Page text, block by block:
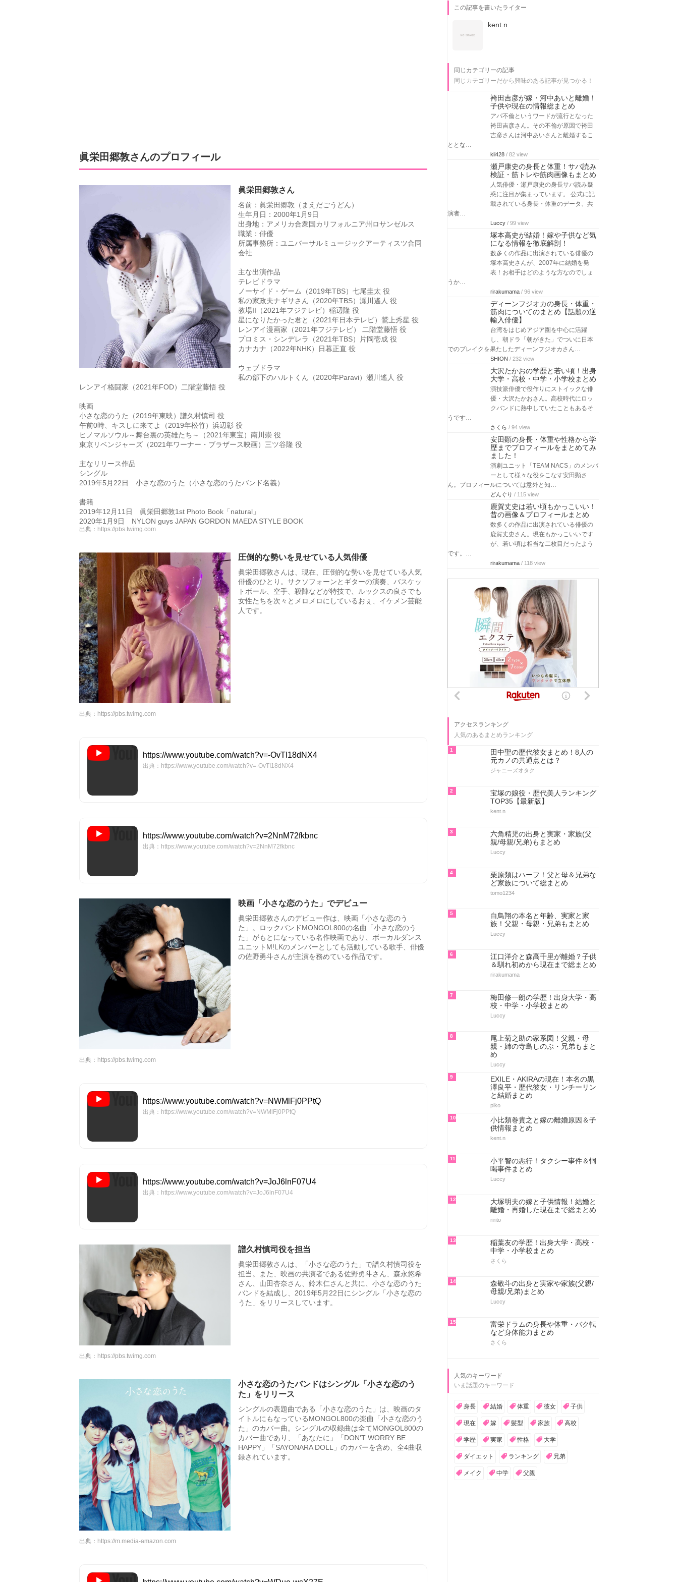
眞栄田郷敦さんのプロフィール
眞栄田郷敦さん
名前：眞栄田郷敦（まえだごうどん）
生年月日：2000年1月9日
出身地：アメリカ合衆国カリフォルニア州ロサンゼルス
職業：俳優
所属事務所：ユニバーサルミュージックアーティスツ合同
会社
主な出演作品
テレビドラマ
ノーサイド・ゲーム（2019年TBS）七尾圭太 役
私の家政夫ナギサさん（2020年TBS）瀬川遙人 役
教場II（2021年フジテレビ）稲辺隆 役
星になりたかった君と（2021年日本テレビ）鷲上秀星 役
レンアイ漫画家（2021年フジテレビ） 二階堂藤悟 役
プロミス・シンデレラ（2021年TBS）片岡壱成 役
カナカナ（2022年NHK）日暮正直 役
ウェブドラマ
私の部下のハルトくん（2020年Paravi）瀬川遙人 役
レンアイ格闘家（2021年FOD）二階堂藤悟 役
映画
小さな恋のうた（2019年東映）譜久村慎司 役
午前0時、キスしに来てよ（2019年松竹）浜辺彰 役
ヒノマルソウル～舞台裏の英雄たち～（2021年東宝）南川崇 役
東京リベンジャーズ（2021年ワーナー・ブラザース映画）三ツ谷隆 役
主なリリース作品
シングル
2019年5月22日 小さな恋のうた（小さな恋のうたバンド名義）
書籍
2019年12月11日 眞栄田郷敦1st Photo Book「natural」
2020年1月9日 NYLON guys JAPAN GORDON MAEDA STYLE BOOK
出典： https://pbs.twimg.com
圧倒的な勢いを見せている人気俳優
眞栄田郷敦さんは、現在、圧倒的な勢いを見せている人気
俳優のひとり。サクソフォーンとギターの演奏、バスケッ
トボール、空手、殺陣などが特技で、ルックスの良さでも
女性たちを次々とメロメロにしているおぇ、イケメン芸能
人です。
出典： https://pbs.twimg.com
https://www.youtube.com/watch?v=-OvTI18dNX4
出典：https://www.youtube.com/watch?v=-OvTI18dNX4
https://www.youtube.com/watch?v=2NnM72fkbnc
出典：https://www.youtube.com/watch?v=2NnM72fkbnc
映画「小さな恋のうた」でデビュー
眞栄田郷敦さんのデビュー作は、映画「小さな恋のう
た」。ロックバンドMONGOL800の名曲「小さな恋のう
た」がもとになっている名作映画であり、ボーカルダンス
ユニットM!LKのメンバーとしても活動している歌手、俳優
の佐野勇斗さんが主演を務めている作品です。
出典： https://pbs.twimg.com
https://www.youtube.com/watch?v=NWMlFj0PPtQ
出典：https://www.youtube.com/watch?v=NWMlFj0PPtQ
https://www.youtube.com/watch?v=JoJ6lnF07U4
出典：https://www.youtube.com/watch?v=JoJ6lnF07U4
譜久村慎司役を担当
眞栄田郷敦さんは、「小さな恋のうた」で譜久村慎司役を
担当。また、映画の共演者である佐野勇斗さん、森永悠希
さん、山田杏奈さん、鈴木仁さんと共に、小さな恋のうた
バンドを結成し、2019年5月22日にシングル「小さな恋の
うた」をリリースしています。
出典： https://pbs.twimg.com
小さな恋のうたバンドはシングル「小さな恋のう
た」をリリース
シングルの表題曲である「小さな恋のうた」は、映画のタ
イトルにもなっているMONGOL800の楽曲「小さな恋のう
た」のカバー曲。シングルの収録曲は全てMONGOL800の
カバー曲であり、「あなたに」「DON'T WORRY BE
HAPPY」「SAYONARA DOLL」のカバーを含め、全4曲収
録されています。
出典： https://m.media-amazon.com
この記事を書いたライター
kent.n
同じカテゴリーの記事
同じカテゴリーだから興味のある記事が見つかる！
袴田吉彦が嫁・河中あいと離婚！
子供や現在の情報総まとめ
アパ不倫というワードが流行となった
袴田吉彦さん。その不倫が原因で袴田
吉彦さんは河中あいさんと離婚するこ
ととな…
kii428 / 82 view
瀬戸康史の身長と体重！サバ読み
検証・筋トレや筋肉画像もまとめ
人気俳優・瀬戸康史の身長サバ読み疑
惑に注目が集まっています。 公式に記
載されている身長・体重のデータ、共
演者…
Luccy / 99 view
塚本高史が結婚！嫁や子供など気
になる情報を徹底解剖！
数多くの作品に出演されている俳優の
塚本高史さんが、2007年に結婚を発
表！お相手はどのような方なのでしょ
うか…
rirakumama / 96 view
ディーンフジオカの身長・体重・
筋肉についてのまとめ【話題の逆
輸入俳優】
台湾をはじめアジア圏を中心に活躍
し、朝ドラ「朝がきた」でついに日本
でのブレイクを果たしたディーンフジオカさん…
SHION / 232 view
大沢たかおの学歴と若い頃！出身
大学・高校・中学・小学校まとめ
演技派俳優で役作りにストイックな俳
優・大沢たかおさん。高校時代にロッ
クバンドに熱中していたこともあるそ
うです…
さくら / 94 view
安田顕の身長・体重や性格から学
歴までプロフィールをまとめてみ
ました！
演劇ユニット「TEAM NACS」のメンバ
ーとして様々な役をこなす安田顕さ
ん。プロフィールについては意外と知…
どんぐり / 115 view
鹿賀丈史は若い頃もかっこいい！
昔の画像＆プロフィールまとめ
数多くの作品に出演されている俳優の
鹿賀丈史さん。現在もかっこいいです
が、若い頃は相当な二枚目だったよう
です。…
rirakumama / 118 view
アクセスランキング
人気のあるまとめランキング
1
田中聖の歴代彼女まとめ！8人の
元カノの共通点とは？
ジャニーズオタク
2
宝塚の娘役・歴代美人ランキング
TOP35【最新版】
kent.n
3
六角精児の出身と実家・家族(父
親/母親/兄弟)もまとめ
Luccy
4
栗原類はハーフ！父と母＆兄弟な
ど家族について総まとめ
tomo1234
5
白鳥翔の本名と年齢、実家と家
族！父親・母親・兄弟もまとめ
Luccy
6
江口洋介と森高千里が離婚？子供
＆馴れ初めから現在まで総まとめ
rirakumama
7
梅田修一朗の学歴！出身大学・高
校・中学・小学校まとめ
Luccy
8
尾上菊之助の家系図！父親・母
親・姉の寺島しのぶ・兄弟もまと
め
Luccy
9
EXILE・AKIRAの現在！本名の黒
澤良平・歴代彼女・リンチーリン
と結婚まとめ
piko
10
小比類巻貴之と嫁の離婚原因＆子
供情報まとめ
kent.n
11
小平智の悪行！タクシー事件＆恫
喝事件まとめ
Luccy
12
大塚明夫の嫁と子供情報！結婚と
離婚・再婚した現在まで総まとめ
ririto
13
稲葉友の学歴！出身大学・高校・
中学・小学校まとめ
さくら
14
森敬斗の出身と実家や家族(父親/
母親/兄弟)まとめ
Luccy
15
富栄ドラムの身長や体重・バク転
など身体能力まとめ
さくら
人気のキーワード
いま話題のキーワード
身長 結婚 体重 彼女 子供
現在 嫁 髪型 家族 高校
学歴 実家 性格 大学
ダイエット ランキング 兄弟
メイク 中学 父親